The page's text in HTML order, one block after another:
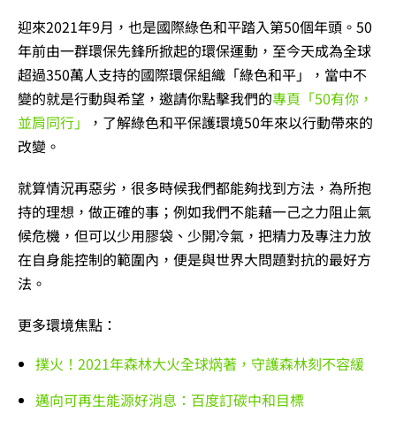
迎來2021年9月，也是國際綠色和平踏入第50個年頭。50
年前由一群環保先鋒所掀起的環保運動，至今天成為全球
超過350萬人支持的國際環保組織「綠色和平」，當中不
變的就是行動與希望，邀請你點擊我們的專頁「50有你，
並肩同行」
，了解綠色和平保護環境50年來以行動帶來的
改變。
就算情況再惡劣，很多時候我們都能夠找到方法，為所抱
持的理想，做正確的事；例如我們不能藉一己之力阻止氣
候危機，但可以少用膠袋、少開冷氣，把精力及專注力放
在自身能控制的範圍內，便是與世界大問題對抗的最好方
法。
更多環境焦點：
撲火！2021年森林大火全球焫著，守護森林刻不容緩
邁向可再生能源好消息：百度訂碳中和目標